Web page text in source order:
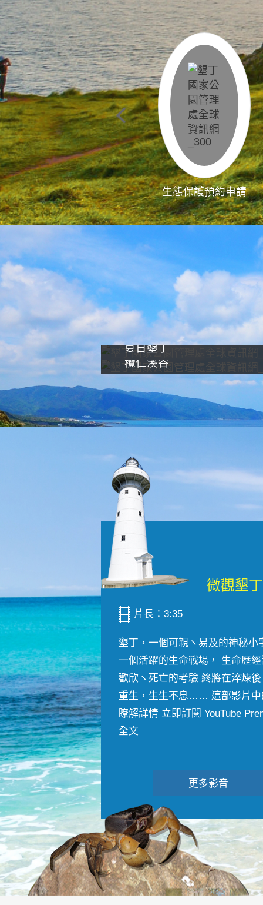
生態保護預約申請
夏日墾丁
欖仁溪谷
片長：3:35
墾丁，一個可親ヽ易及的神秘小
一個活躍的生命戰場， 生命歷
歡欣ヽ死亡的考驗 終將在淬煉
重生，生生不息…… 這部影片中
瞭解詳情 立即訂閱 YouTube
全文
更多影音